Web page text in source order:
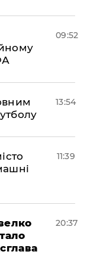
09:52
13:54
11:39
20:37